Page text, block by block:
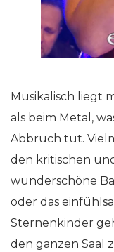
Musikalisch liegt
als beim Metal,
Abbruch tut.
den kritischen
wunderschöne
oder das
Sternenkinder
den ganzen Saal